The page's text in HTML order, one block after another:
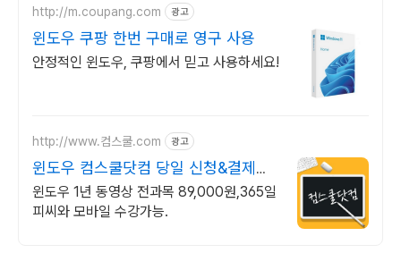
http://m.coupang.com 광고
윈도우 쿠팡 한번 구매로 영구 사용
안정적인 윈도우, 쿠팡에서 믿고 사용하세요!
http://www.컴스쿨.com 광고
윈도우 컴스쿨닷컴 당일 신청&결제시
기프티콘!
윈도우 1년 동영상 전과목 89,000원,365일
피씨와 모바일 수강가능.